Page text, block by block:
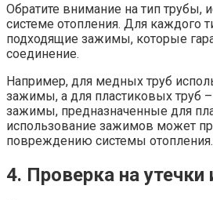
Обратите внимание на тип трубы,
системе отопления. Для каждого
подходящие зажимы, которые
соединение.
Например, для медных труб
зажимы, а для пластиковых труб
зажимы, предназначенные для
использование зажимов может
повреждению системы отопления.
4. Проверка на утечки